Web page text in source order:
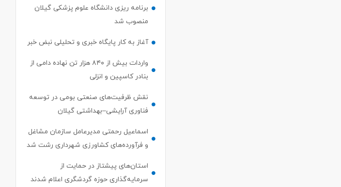
برنامه ریزی دانشگاه علوم پزشکی گیلان
منصوب شد
آغاز به کار پایگاه خبری و تحلیلی نبض خبر
واردات بیش از ۸۴۰ هزار تن نهاده دامی از
بنادر كاسپین و انزلی
نقش ظرفیت‌های صنعتی بومی در توسعه
فناوری آرایشی–بهداشتی گیلان
اسماعیل رحمتی مدیرعامل سازمان مشاغل
و فرآورده‌های کشاورزی شهرداری رشت شد
استان‌های پیشتاز در حمایت از
سرمایه‌گذاری حوزه گردشگری اعلام شدند